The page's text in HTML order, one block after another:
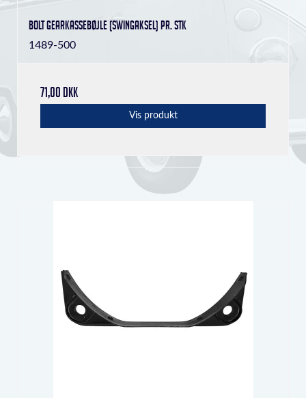
Bolt gearkassebøjle (swingaksel) pr. stk
1489-500
71,00 DKK
Vis produkt